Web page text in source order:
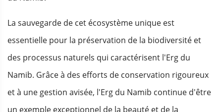
La sauvegarde de cet écosystème unique est
essentielle pour la préservation de la biodiversité et
des processus naturels qui caractérisent l'Erg du
Namib. Grâce à des efforts de conservation rigoureux
et à une gestion avisée, l'Erg du Namib continue d'être
un exemple exceptionnel de la beauté et de la